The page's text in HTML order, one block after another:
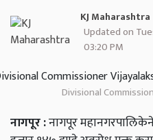
KJ Maharashtra
Updated on
03:20 PM
Divisional
नागपूर:नागपूर